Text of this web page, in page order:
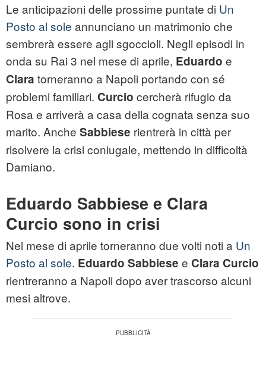
Le anticipazioni delle prossime puntate di Un
Posto al sole annunciano un matrimonio che
sembrerà essere agli sgoccioli. Negli episodi in
onda su Rai 3 nel mese di aprile, Eduardo e
Clara torneranno a Napoli portando con sé
problemi familiari. Curcio cercherà rifugio da
Rosa e arriverà a casa della cognata senza suo
marito. Anche Sabbiese rientrerà in città per
risolvere la crisi coniugale, mettendo in difficoltà
Damiano.
Eduardo Sabbiese e Clara
Curcio sono in crisi
Nel mese di aprile torneranno due volti noti a Un
Posto al sole. Eduardo Sabbiese e Clara Curcio
rientreranno a Napoli dopo aver trascorso alcuni
mesi altrove.